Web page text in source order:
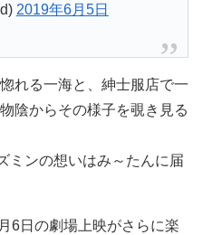
2019年6月5日
れる一海と、紳士服店で一
陰からその様子を覗き見る
ミンの想いはみ～たんに届
6日の劇場上映がさらに楽